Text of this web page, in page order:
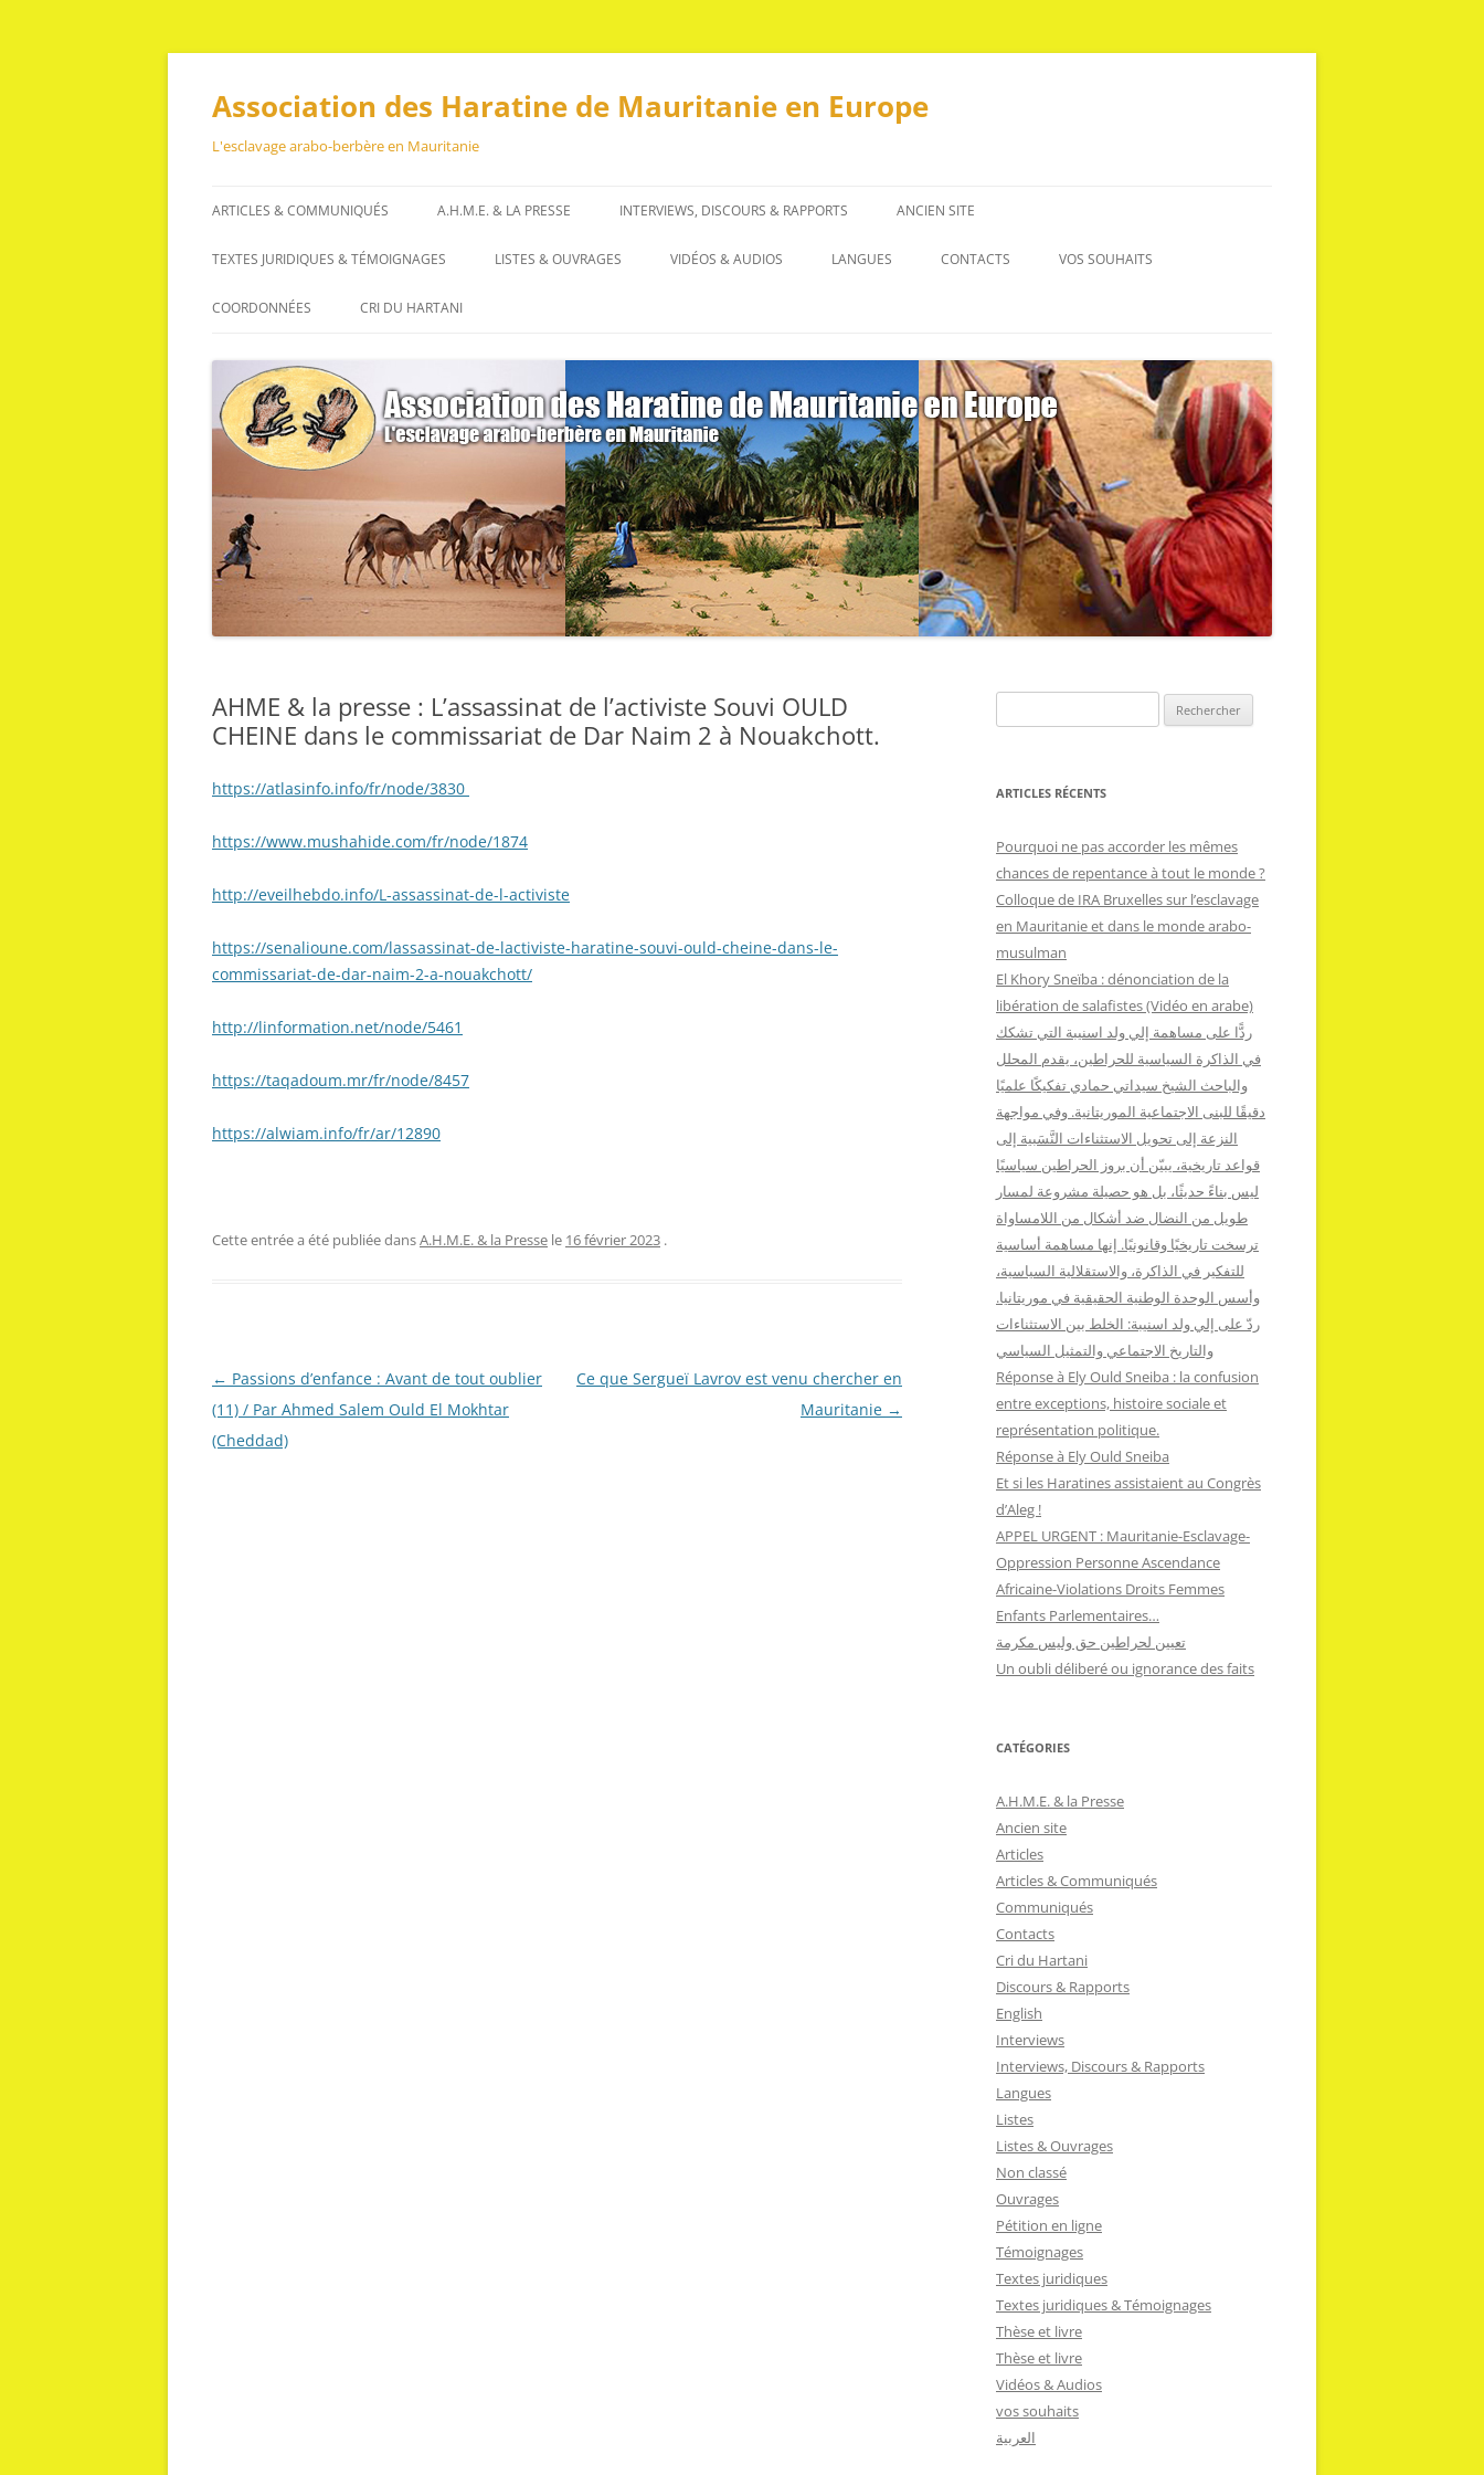
Aller
contenu
Association des Haratine de Mauritanie en Europe
L'esclavage arabo-berbère en Mauritanie
ARTICLES & COMMUNIQUÉS
ARTICLES
COMMUNIQUÉS
A.H.M.E. & LA PRESSE INTERVIEWS, DISCOURS & RAPPORTS
INTERVIEWS
ANCIEN SITE
TEXTES JURIDIQUES & TÉMOIGNAGES
TEXTES JURIDIQUES
LISTES & OUVRAGES VIDÉOS & AUDIOS LANGUES CONTACTS VOS SOUHAITS
COORDONNÉES CRI DU HARTANI
AHME & la presse : L’assassinat de l’activiste Souvi OULD
CHEINE dans le commissariat de Dar Naim 2 à Nouakchott.
https://atlasinfo.info/fr/node/3830
https://www.mushahide.com/fr/node/1874
http://eveilhebdo.info/L-assassinat-de-l-activiste
https://senalioune.com/lassassinat-de-lactiviste-haratine-souvi-ould-cheine-dans-le-
commissariat-de-dar-naim-2-a-nouakchott/
http://linformation.net/node/5461
https://taqadoum.mr/fr/node/8457
https://alwiam.info/fr/ar/12890
Cette entrée a été publiée dansA.H.M.E. & la Presse le 16 février 2023 .
Navigation
des
articles
← Passions d’enfance : Avant de tout oublier
(11) / Par Ahmed Salem Ould El Mokhtar
(Cheddad)
Ce que Sergueï Lavrov est venu chercher en
Mauritanie →
e
h
r
h
:
ARTICLES RÉCENTS
Pourquoi ne pas accorder les mêmes
chances de repentance à tout le monde ?
Colloque de IRA Bruxelles sur l’esclavage
en Mauritanie et dans le monde arabo-
musulman
El Khory Sneïba : dénonciation de la
libération de salafistes (Vidéo en arabe)
ردًّا على مساهمة إلي ولد اسنيبة التي تشكك
في الذاكرة السياسية للحراطين، يقدم المحلل
والباحث الشيخ سيداتي حمادي تفكيكًا علميًا
دقيقًا للبنى الاجتماعية الموريتانية. وفي مواجهة
النزعة إلى تحويل الاستثناءات النَّسَبية إلى
قواعد تاريخية، يبيّن أن بروز الحراطين سياسيًا
ليس بناءً حديثًا، بل هو حصيلة مشروعة لمسار
طويل من النضال ضد أشكال من اللامساواة
ترسخت تاريخيًا وقانونيًا. إنها مساهمة أساسية
للتفكير في الذاكرة، والاستقلالية السياسية،
وأسس الوحدة الوطنية الحقيقية في موريتانيا.
ردّ على إلي ولد اسنيبة: الخلط بين الاستثناءات
والتاريخ الاجتماعي والتمثيل السياسي
Réponse à Ely Ould Sneiba : la confusion
entre exceptions, histoire sociale et
représentation politique.
Réponse à Ely Ould Sneiba
Et si les Haratines assistaient au Congrès
d’Aleg !
APPEL URGENT : Mauritanie-Esclavage-
Oppression Personne Ascendance
Africaine-Violations Droits Femmes
Enfants Parlementaires…
تعيين لحراطين حق وليس مكرمة
Un oubli déliberé ou ignorance des faits
CATÉGORIES
A.H.M.E. & la Presse
Ancien site
Articles
Articles & Communiqués
Communiqués
Contacts
Cri du Hartani
Discours & Rapports
English
Interviews
Interviews, Discours & Rapports
Langues
Listes
Listes & Ouvrages
Non classé
Ouvrages
Pétition en ligne
Témoignages
Textes juridiques
Textes juridiques & Témoignages
Thèse et livre
Thèse et livre
Vidéos & Audios
vos souhaits
العربية